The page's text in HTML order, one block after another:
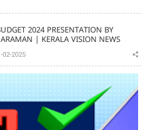
2024 PRESENTATION BY
| KERALA VISION NEWS
2025